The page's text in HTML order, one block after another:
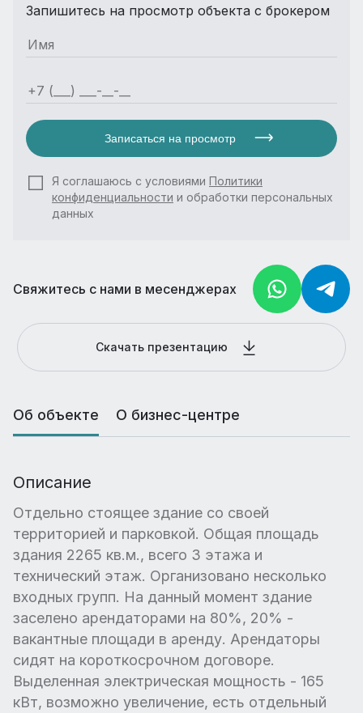
Запишитесь на просмотр объекта с брокером
Записаться на просмотр
Я соглашаюсь с условиями Политики
конфиденциальности и обработки персональных
данных
Свяжитесь с нами в месенджерах
Скачать презентацию
Об объекте О бизнес-центре
Описание
Отдельно стоящее здание со своей
территорией и парковкой. Общая площадь
здания 2265 кв.м., всего 3 этажа и
технический этаж. Организовано несколько
входных групп. На данный момент здание
заселено арендаторами на 80%, 20% -
вакантные площади в аренду. Арендаторы
сидят на короткосрочном договоре.
Выделенная электрическая мощность - 165
кВт, возможно увеличение, есть отдельный